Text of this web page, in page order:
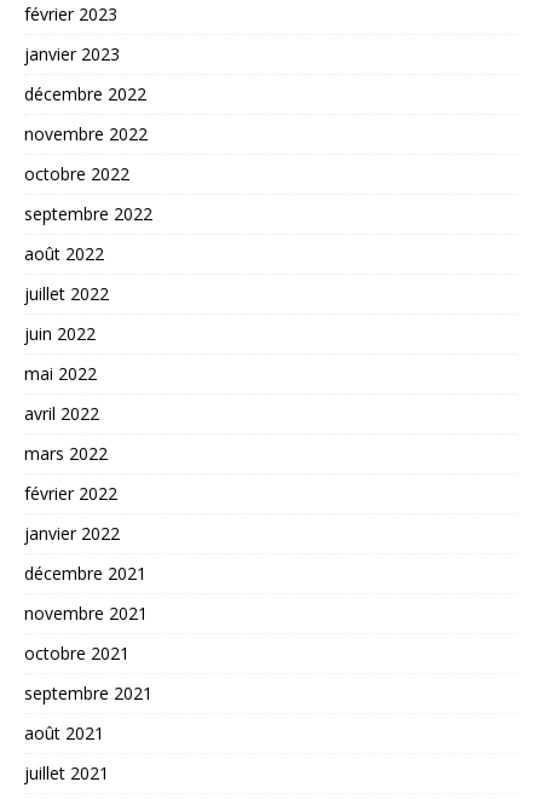
février 2023
janvier 2023
décembre 2022
novembre 2022
octobre 2022
septembre 2022
août 2022
juillet 2022
juin 2022
mai 2022
avril 2022
mars 2022
février 2022
janvier 2022
décembre 2021
novembre 2021
octobre 2021
septembre 2021
août 2021
juillet 2021